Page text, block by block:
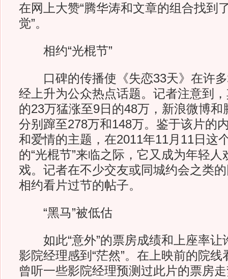
在网上大赞“腾华涛和文章的组合找到
觉”。
相约“光棍节”
口碑的传播使《失恋33天》在许多
经上升为公众热点话题。记者注意到
的23万猛涨至9日的48万，新浪微博和
分别蹿至278万和148万。鉴于该片的
和爱情的主题，在2011年11月11日这
的“光棍节”来临之际，它又成为年轻
戏。记者在不少交友或同城约会之类
相约看片过节的帖子。
“黑马”被低估
如此“意外”的票房成绩和上座率让
影院经理感到“茫然”。在上映前的院
曾听一些影院经理预测过此片的票房